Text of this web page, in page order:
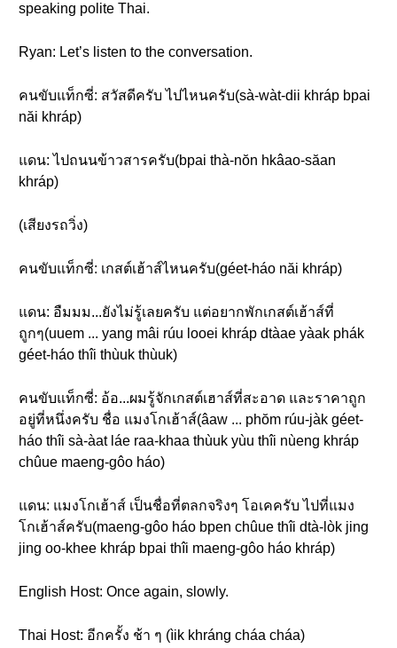
speaking polite Thai.
Ryan: Let’s listen to the conversation.
คนขับแท็กซี่: สวัสดีครับ ไปไหนครับ(sà-wàt-dii khráp bpai
năi khráp)
แดน: ไปถนนข้าวสารครับ(bpai thà-nŏn hkâao-săan
khráp)
(เสียงรถวิ่ง)
คนขับแท็กซี่: เกสต์เฮ้าส์ไหนครับ(géet-háo năi khráp)
แดน: อืมมม...ยังไม่รู้เลยครับ แต่อยากพักเกสต์เฮ้าส์ที่
ถูกๆ(uuem ... yang mâi rúu looei khráp dtàae yàak phák
géet-háo thîi thùuk thùuk)
คนขับแท็กซี่: อ้อ...ผมรู้จักเกสต์เฮาส์ที่สะอาด และราคาถูก
อยู่ที่หนึ่งครับ ชื่อ แมงโกเฮ้าส์(âaw ... phŏm rúu-jàk géet-
háo thîi sà-àat láe raa-khaa thùuk yùu thîi nùeng khráp
chûue maeng-gôo háo)
แดน: แมงโกเฮ้าส์ เป็นชื่อที่ตลกจริงๆ โอเคครับ ไปที่แมง
โกเฮ้าส์ครับ(maeng-gôo háo bpen chûue thîi dtà-lòk jing
jing oo-khee khráp bpai thîi maeng-gôo háo khráp)
English Host: Once again, slowly.
Thai Host: อีกครั้ง ช้า ๆ (ìik khráng cháa cháa)